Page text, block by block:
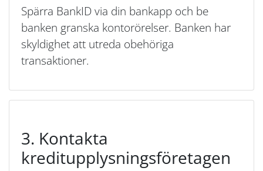
Spärra BankID via din bankapp och be
banken granska kontorörelser. Banken har
skyldighet att utreda obehöriga
transaktioner.
3. Kontakta
kreditupplysningsföretagen